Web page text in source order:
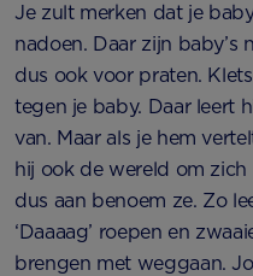
Je zult merken dat je
nadoen. Daar zijn
dus ook voor praten.
tegen je baby. Daar leert
van. Maar als je hem
hij ook de wereld om
dus aan benoem ze. Zo
‘Daaaag’ roepen en
brengen met weggaan.